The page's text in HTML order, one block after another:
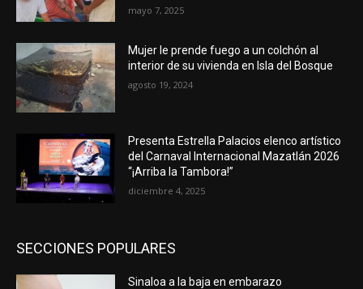
mayo 7, 2025
Mujer le prende fuego a un colchón al
interior de su vivienda en Isla del Bosque
agosto 19, 2024
Presenta Estrella Palacios elenco artístico
del Carnaval Internacional Mazatlán 2026
“¡Arriba la Tambora!”
diciembre 4, 2025
SECCIONES POPULARES
Sinaloa a la baja en embarazo